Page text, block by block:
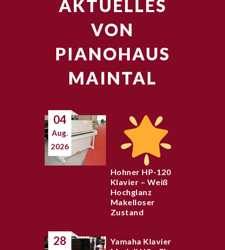
AKTUELLES
VON
PIANOHAUS
MAINTAL
04
Aug.
2026
Hohner HP-120
Klavier – Weiß
Hochglanz
Makelloser
Zustand
28
Yamaha Klavier